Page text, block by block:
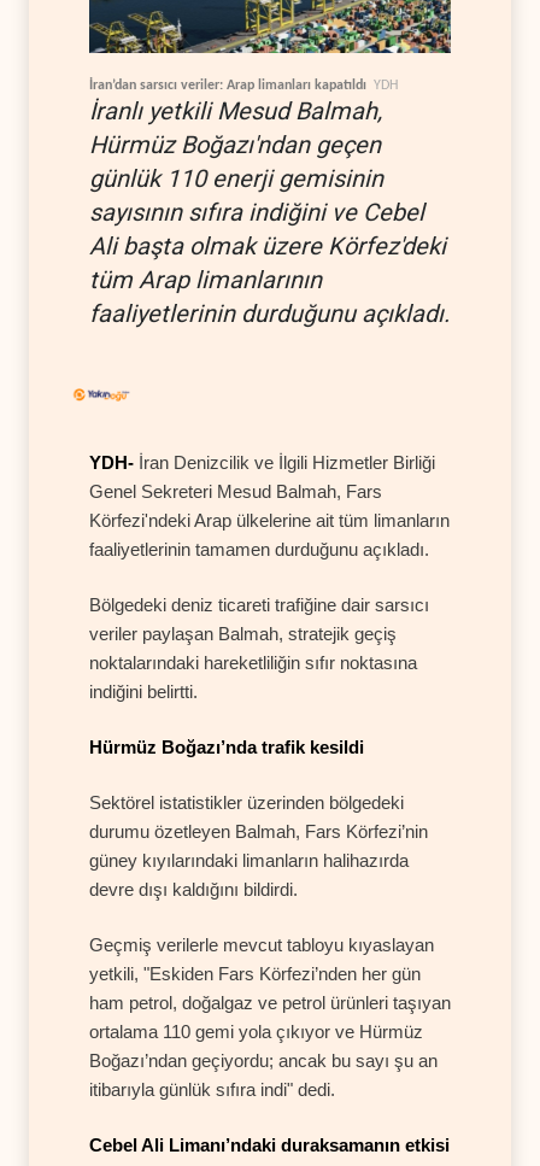
İran’dan sarsıcı veriler: Arap limanları kapatıldı YDH
İranlı yetkili Mesud Balmah,
Hürmüz Boğazı'ndan geçen
günlük 110 enerji gemisinin
sayısının sıfıra indiğini ve Cebel
Ali başta olmak üzere Körfez'deki
tüm Arap limanlarının
faaliyetlerinin durduğunu açıkladı.
YDH- İran Denizcilik ve İlgili Hizmetler Birliği
Genel Sekreteri Mesud Balmah, Fars
Körfezi'ndeki Arap ülkelerine ait tüm limanların
faaliyetlerinin tamamen durduğunu açıkladı.
Bölgedeki deniz ticareti trafiğine dair sarsıcı
veriler paylaşan Balmah, stratejik geçiş
noktalarındaki hareketliliğin sıfır noktasına
indiğini belirtti.
Hürmüz Boğazı’nda trafik kesildi
Sektörel istatistikler üzerinden bölgedeki
durumu özetleyen Balmah, Fars Körfezi’nin
güney kıyılarındaki limanların halihazırda
devre dışı kaldığını bildirdi.
Geçmiş verilerle mevcut tabloyu kıyaslayan
yetkili, "Eskiden Fars Körfezi’nden her gün
ham petrol, doğalgaz ve petrol ürünleri taşıyan
ortalama 110 gemi yola çıkıyor ve Hürmüz
Boğazı’ndan geçiyordu; ancak bu sayı şu an
itibarıyla günlük sıfıra indi" dedi.
Cebel Ali Limanı’ndaki duraksamanın etkisi